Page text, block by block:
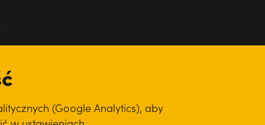
(Google Analytics), aby